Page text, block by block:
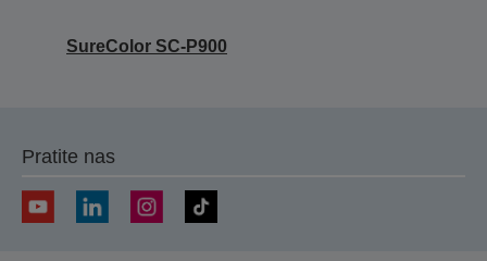
SureColor SC-P900
Pratite nas